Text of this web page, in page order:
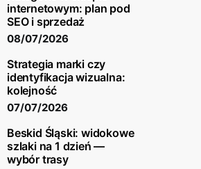
internetowym: plan pod
SEO i sprzedaż
08/07/2026
Strategia marki czy
identyfikacja wizualna:
kolejność
07/07/2026
Beskid Śląski: widokowe
szlaki na 1 dzień —
wybór trasy